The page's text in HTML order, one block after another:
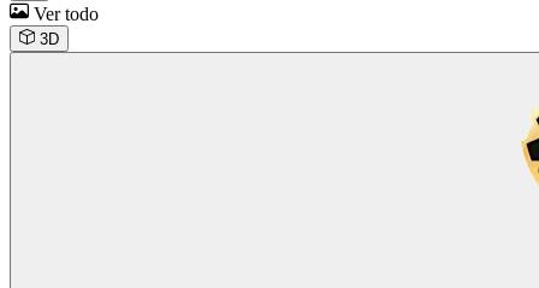
Ver todo
3D